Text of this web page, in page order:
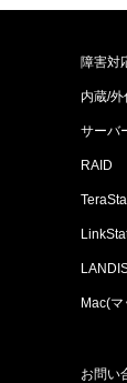
障害対
内蔵/
サーバ
RAID
Mac(
お問い